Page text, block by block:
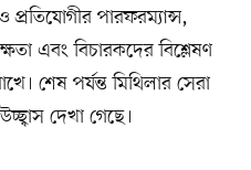
পারফরম্যান্স,
এবং বিচারকদের বিশ্লেষণ
শেষ পর্যন্ত মিথিলার সেরা
দেখা গেছে।